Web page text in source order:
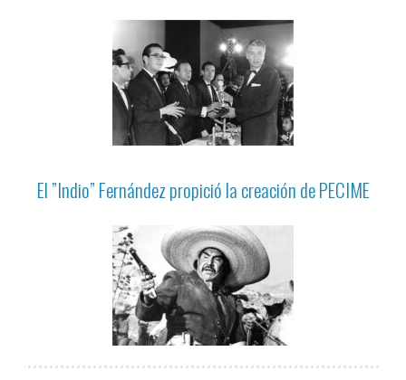
El ”Indio” Fernández propició la creación de PECIME